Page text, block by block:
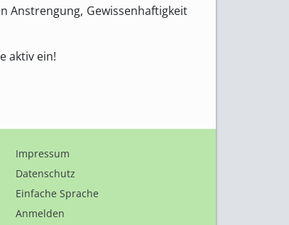
Anstrengung, Gewissenhaftigkeit
aktiv ein!
Impressum
Datenschutz
Einfache Sprache
Anmelden